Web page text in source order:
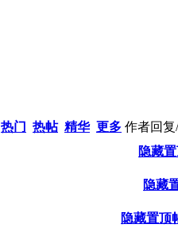
热门 热帖 精华 更多 作者回
隐藏
隐藏
隐藏置顶